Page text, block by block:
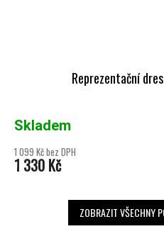
Reprezentační
Skladem
1 099 Kč bez DPH
1 330 Kč
ZOBRAZIT VŠECHNY